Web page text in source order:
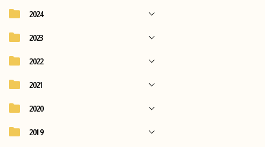
2024
2023
2022
2021
2020
2019